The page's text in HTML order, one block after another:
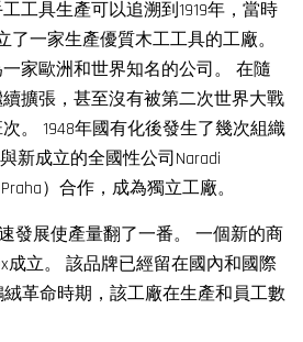
工工具生產可以追溯到1919年，當時
了一家生產優質木工工具的工廠。
家歐洲和世界知名的公司。 在隨
擴張，甚至沒有被第二次世界大戰
。 1948年國有化後發生了幾次組織
新成立的全國性公司Naradi
）合作，成為獨立工廠。
發展使產量翻了一番。 一個新的商
成立。 該品牌已經留在國內和國際
絨革命時期，該工廠在生產和員工數